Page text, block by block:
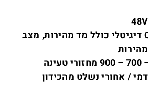
C8 Das Kit דיגיטלי כולל מד מהירות, מצב
700 – 900 מחזורי טעינה
/ אחורי נשלט מהכידון